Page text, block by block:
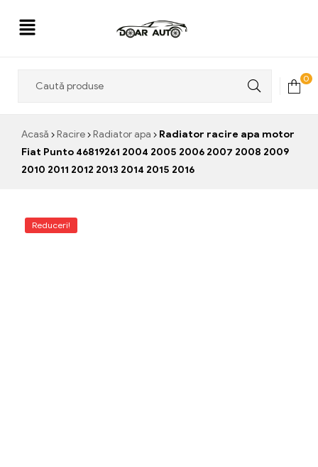
0
Acasă Racire Radiator apa
Radiator racire apa motor
Fiat Punto 46819261 2004 2005 2006 2007 2008 2009
2010 2011 2012 2013 2014 2015 2016
Reduceri!